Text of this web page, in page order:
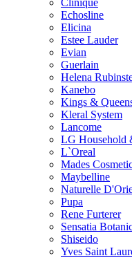
Echosline
Elicina
Estee Lauder
Evian
Guerlain
Helena
Kanebo
Kings &
Kleral System
Lancome
LG Household
L`Oreal
Mades
Maybelline
Naturelle
Pupa
Rene Furterer
Sensatia
Shiseido
Yves Saint